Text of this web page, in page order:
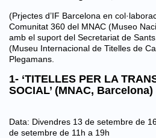
(Prjectes d’IF Barcelona en
Comunitat 360 del MNAC (Museo
amb el suport del Secretariat de
(Museu Internacional de Titelles de
Plegamans.
1- ‘TITELLES PER LA
SOCIAL’ (MNAC, Barcelona)
Data: Divendres 13 de setembre de
de setembre de 11h a 19h